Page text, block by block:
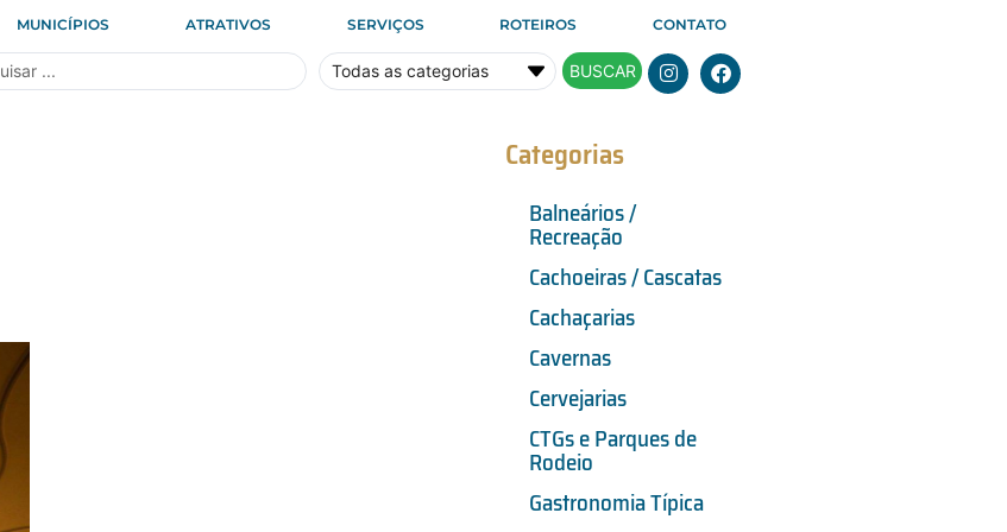
MUNICÍPIOS ATRATIVOS SERVIÇOS ROTEIROS CONTATO
BUSCAR
Categorias
Balneários /
Recreação
Cachoeiras / Cascatas
Cachaçarias
Cavernas
Cervejarias
CTGs e Parques de
Rodeio
Gastronomia Típica